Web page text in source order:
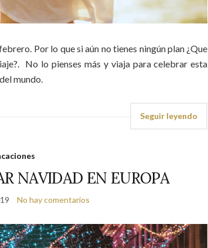
Por lo que si aún no tienes ningún plan ¿Que
No lo pienses más y viaja para celebrar esta
mundo.
Seguir leyendo
NAVIDAD EN EUROPA
No hay comentarios